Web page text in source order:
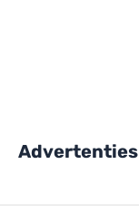
Advertenties